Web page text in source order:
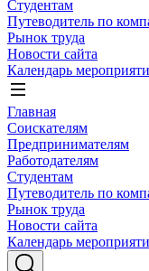
Студентам
Путеводитель по
Рынок труда
Новости сайта
Календарь
Главная
Соискателям
Предпринимателям
Работодателям
Студентам
Путеводитель по
Рынок труда
Новости сайта
Календарь